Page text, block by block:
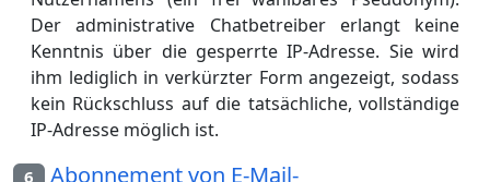
Der administrative Chatbetreiber erlangt keine
Kenntnis über die gesperrte IP-Adresse. Sie wird
ihm lediglich in verkürzter Form angezeigt, sodass
kein Rückschluss auf die tatsächliche, vollständige
IP-Adresse möglich ist.
6 Abonnement von E-Mail-